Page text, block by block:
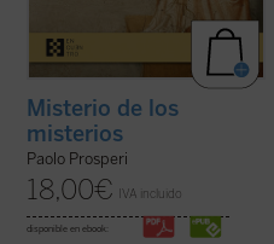
Misterio de los
misterios
Paolo Prosperi
18,00€ IVA incluido
disponible en ebook: